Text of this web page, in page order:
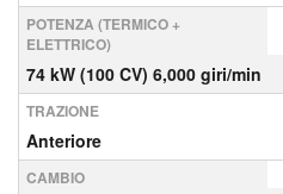
POTENZA (TERMICO +
ELETTRICO)
74 kW (100 CV) 6,000 giri/min
TRAZIONE
Anteriore
CAMBIO